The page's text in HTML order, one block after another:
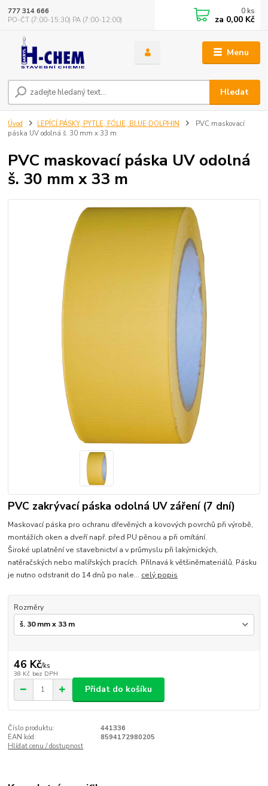
Menu
Hledat
777 314 666
PO-ČT (7:00-15:30) PA (7:00-12:00)
0 ks
za 0,00 Kč
Úvod LEPÍCÍ PÁSKY, PYTLE, FÓLIE, BLUE DOLPHIN
PVC maskovací
páska UV odolná š. 30 mm x 33 m
PVC maskovací páska UV odolná
š. 30 mm x 33 m
PVC zakrývací páska odolná UV záření (7 dní)
Maskovací páska pro ochranu dřevěných a kovových povrchů při výrobě,
montážích oken a dveří např. před PU pěnou a při omítání.
Široké uplatnění ve stavebnictví a v průmyslu při lakýrnických,
natěračských nebo malířských pracích. Přilnavá k většiněmateriálů. Pásku
je nutno odstranit do 14 dnů po nale... celý popis
Rozměry
46 Kč/ks
38 Kč bez DPH
Přidat do košíku
Číslo produktu:
441336
EAN kód:
8594172980205
Hlídat cenu / dostupnost